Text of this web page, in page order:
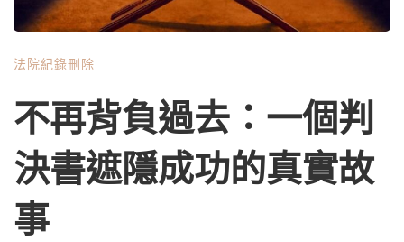
法院紀錄刪除
不再背負過去：一個判
決書遮隱成功的真實故
事